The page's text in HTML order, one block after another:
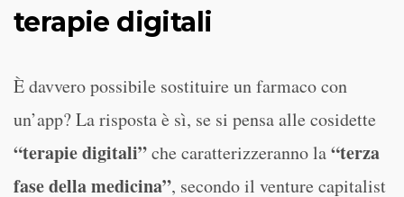
terapie digitali
È davvero possibile sostituire un farmaco con
un’app? La risposta è sì, se si pensa alle cosidette
“terapie digitali”che caratterizzeranno la“terza
fase della medicina”, secondo il venture capitalist